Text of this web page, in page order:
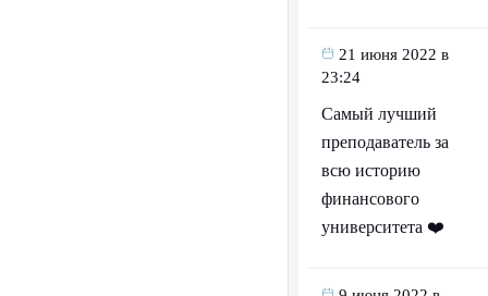
21 июня 2022 в
23:24
Самый лучший
преподаватель за
всю историю
финансового
университета ❤️